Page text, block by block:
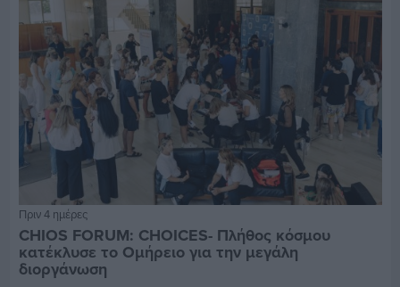
Πριν 4 ημέρες
CHIOS FORUM: CHOICES- Πλήθος κόσμου
κατέκλυσε το Ομήρειο για την μεγάλη
διοργάνωση